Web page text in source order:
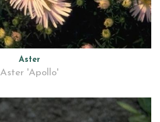
Aster
Aster 'Apollo'